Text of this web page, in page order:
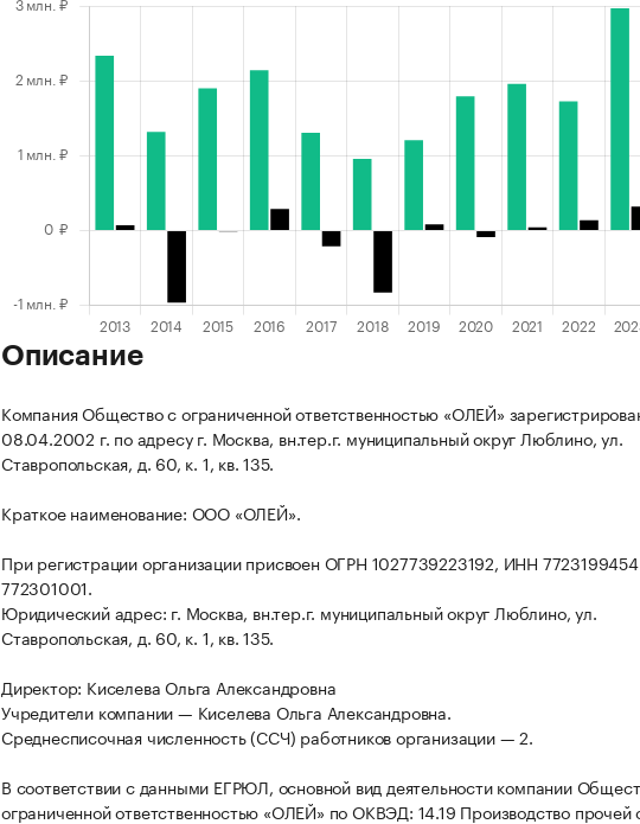
Описание
Компания Общество с ограниченной ответственностью «ОЛЕЙ»
08.04.2002 г. по адресу г. Москва, вн.тер.г. муниципальный округ Люблино, ул.
Ставропольская, д. 60, к. 1, кв. 135.
Краткое наименование: ООО «ОЛЕЙ».
При регистрации организации присвоен ОГРН 1027739223192, ИНН
772301001.
Юридический адрес: г. Москва, вн.тер.г. муниципальный округ Люблино, ул.
Ставропольская, д. 60, к. 1, кв. 135.
Директор: Киселева Ольга Александровна
Учредители компании — Киселева Ольга Александровна.
Среднесписочная численность (ССЧ) работников организации — 2.
В соответствии с данными ЕГРЮЛ, основной вид деятельности компании
ограниченной ответственностью «ОЛЕЙ» по ОКВЭД: 14.19 Производство прочей